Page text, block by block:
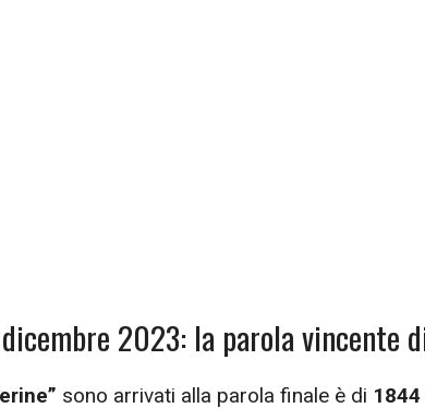
2023: la parola vincente
sono arrivati alla parola finale è di